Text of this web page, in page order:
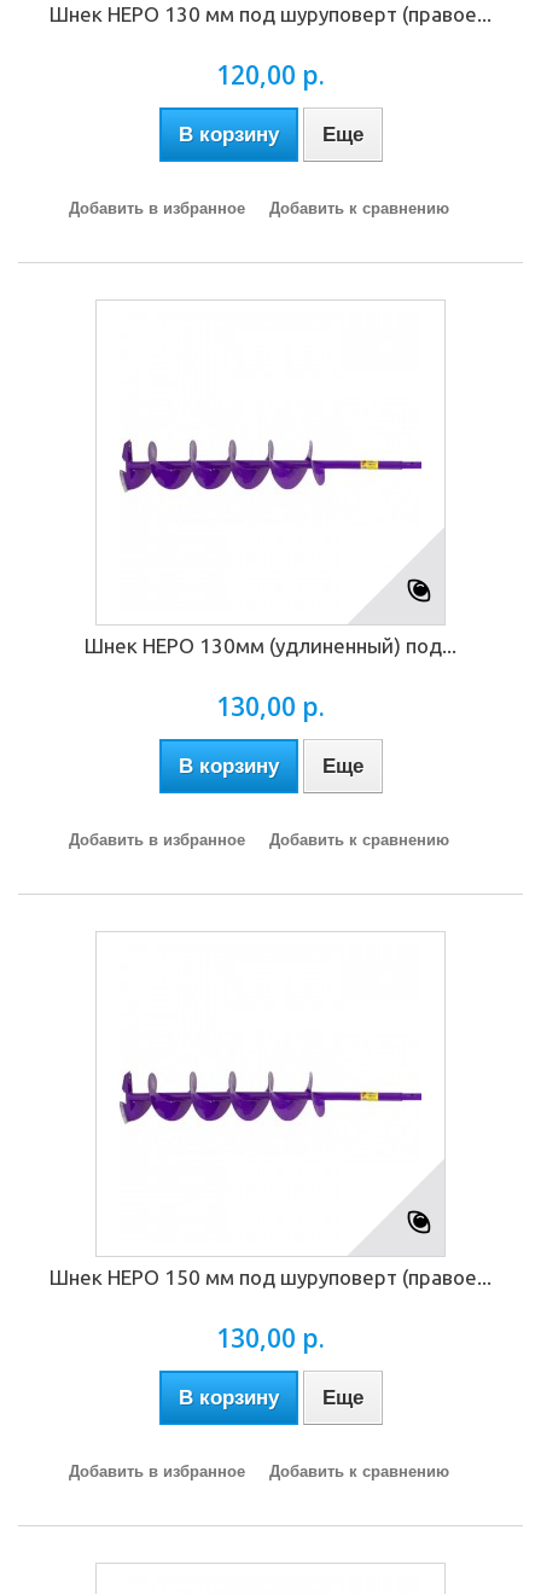
Шнек НЕРО 130 мм под шуруповерт (правое...
120,00 р.
В корзину Еще
Добавить в избранное Добавить к сравнению
Шнек НЕРО 130мм (удлиненный) под...
130,00 р.
В корзину Еще
Добавить в избранное Добавить к сравнению
Шнек НЕРО 150 мм под шуруповерт (правое...
130,00 р.
В корзину Еще
Добавить в избранное Добавить к сравнению